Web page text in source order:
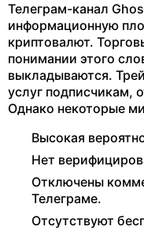
Телеграм-канал
информационную
криптовалют.
понимании этого
выкладываются.
услуг подписчикам,
Однако некоторые
Высокая
Нет
Отключены
Телеграме.
Отсутствуют